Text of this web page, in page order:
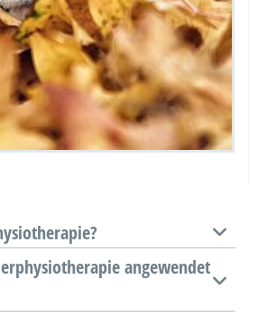
angewendet